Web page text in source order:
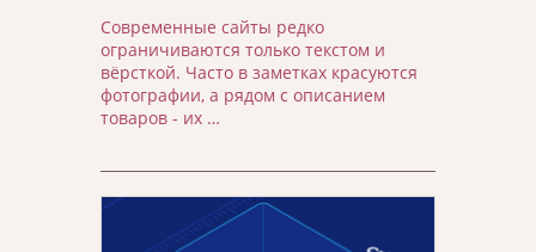
Современные сайты редко
ограничиваются только текстом и
вёрсткой. Часто в заметках красуются
фотографии, а рядом с описанием
товаров - их …